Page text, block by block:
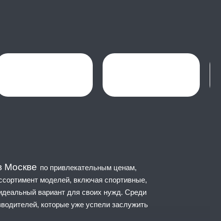
Москве по привлекательным ценам,
моделей, включая спортивные,
вариант для своих нужд. Среди
которые уже успели заслужить